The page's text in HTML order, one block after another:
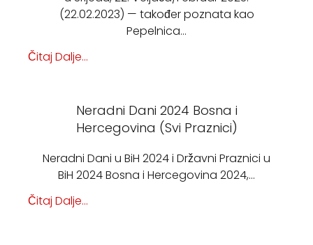
(22.02.2023) — također poznata kao
Pepelnica…
Čitaj Dalje...
Neradni Dani 2024 Bosna i
Hercegovina (Svi Praznici)
Neradni Dani u BiH 2024 i Državni Praznici u
BiH 2024 Bosna i Hercegovina 2024,…
Čitaj Dalje...